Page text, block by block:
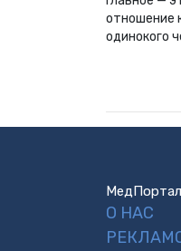
отношение
одинокого
МедПортал
О НАС